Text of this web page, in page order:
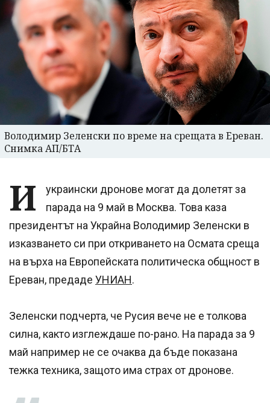
Володимир Зеленски по време на срещата в Ереван.
Снимка АП/БТА
И
украински дронове могат да долетят за
парада на 9 май в Москва. Това каза
президентът на Украйна Володимир Зеленски в
изказването си при откриването на Осмата среща
на върха на Европейската политическа общност в
Ереван, предаде УНИАН.
Зеленски подчерта, че Русия вече не е толкова
силна, както изглеждаше по-рано. На парада за 9
май например не се очаква да бъде показана
тежка техника, защото има страх от дронове.